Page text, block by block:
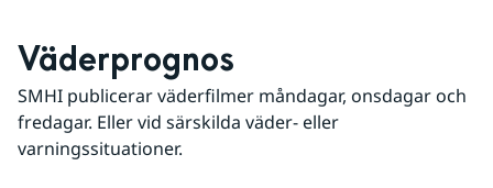
Väderprognos
SMHI publicerar väderfilmer måndagar, onsdagar och
fredagar. Eller vid särskilda väder- eller
varningssituationer.